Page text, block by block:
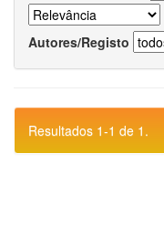
Autores/Registo
Resultados 1-1 de 1.